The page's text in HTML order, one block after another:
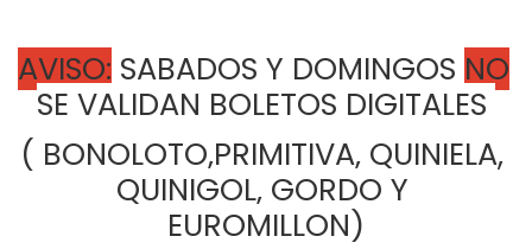
AVISO: SABADOS Y DOMINGOS NO
SE VALIDAN BOLETOS DIGITALES
( BONOLOTO,PRIMITIVA, QUINIELA,
QUINIGOL, GORDO Y
EUROMILLON)